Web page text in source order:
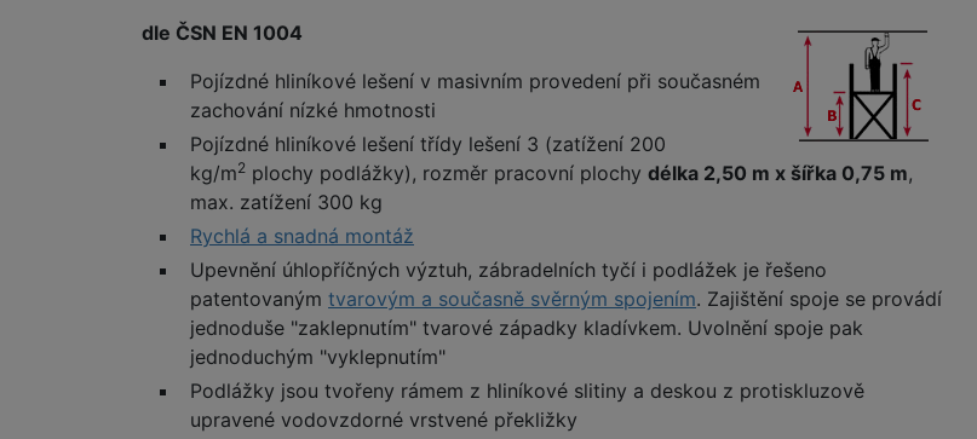
dle ČSN EN 1004
Pojízdné hliníkové lešení v masivním provedení při současném
zachování nízké hmotnosti
Pojízdné hliníkové lešení třídy lešení 3 (zatížení 200
kg/m2 plochy podlážky), rozměr pracovní plochy délka 2,50 m x šířka 0,75 m,
max. zatížení 300 kg
Rychlá a snadná montáž
Upevnění úhlopříčných výztuh, zábradelních tyčí i podlážek je řešeno
patentovaným tvarovým a současně svěrným spojením. Zajištění spoje se provádí
jednoduše "zaklepnutím" tvarové západky kladívkem. Uvolnění spoje pak
jednoduchým "vyklepnutím"
Podlážky jsou tvořeny rámem z hliníkové slitiny a deskou z protiskluzově
upravené vodovzdorné vrstvené překližky